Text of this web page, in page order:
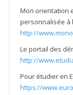
Mon orientation
personnalisée à
http://
Le portail des
http://
Pour étudier en
https://